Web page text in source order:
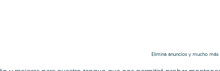
Elimina anuncios y mucho